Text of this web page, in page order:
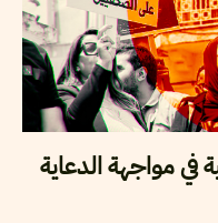
في مواجهة الدعاية